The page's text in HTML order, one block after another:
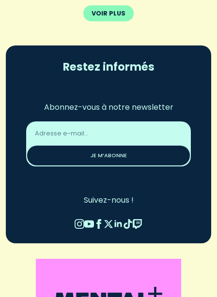
VOIR PLUS
Restez informés
Abonnez-vous à notre newsletter
Adresse
email
JE M’ABONNE
Suivez-nous !